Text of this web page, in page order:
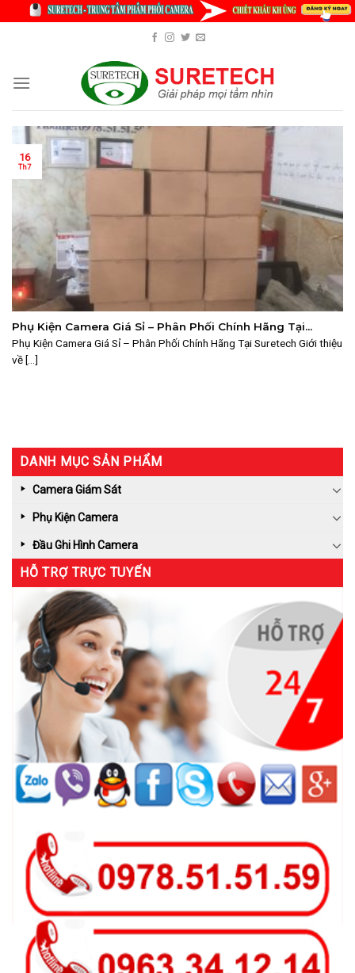
Phụ Kiện Camera Giá Sỉ – Phân Phối Chính Hãng Tại
Suretech
Phụ Kiện Camera Giá Sỉ – Phân Phối Chính Hãng Tại Suretech Giới thiệu
về [...]
16
Th7
DANH MỤC SẢN PHẨM
Camera Giám Sát
Phụ Kiện Camera
Đầu Ghi Hình Camera
HỖ TRỢ TRỰC TUYẾN